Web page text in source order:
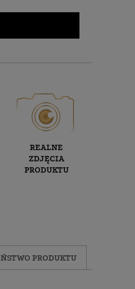
REALNE
ZDJĘCIA
PRODUKTU
PRODUKTU